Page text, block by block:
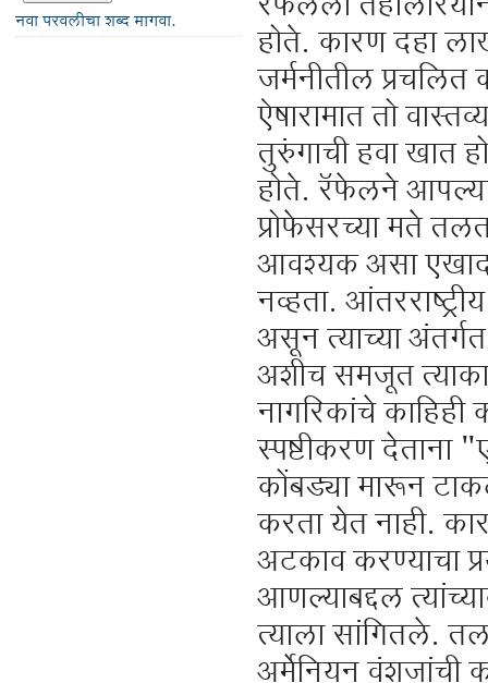
नवा परवलीचा शब्द मागवा.
होते. कारण दहा
जर्मनीतील प्रचलित
ऐषारामात तो
तुरुंगाची हवा खात
होते. रॅफेलने आपल्या
प्रोफेसरच्या मते
आवश्यक असा एखादा
नव्हता. आंतरराष्ट्रीय
असून त्याच्या
अशीच समजूत
नागरिकांचे
स्पष्टीकरण देताना
कोंबड्या मारून
करता येत नाही.
अटकाव करण्याचा
आणल्याबद्दल
त्याला सांगितले.